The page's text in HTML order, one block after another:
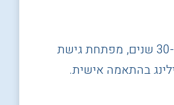
תמרה אור סלילת, לומדת ומטפלת בהילינג אנרגטי ותקשור מזה כ-30 שנים, מפתחת גישת
בהתאמה אישית.